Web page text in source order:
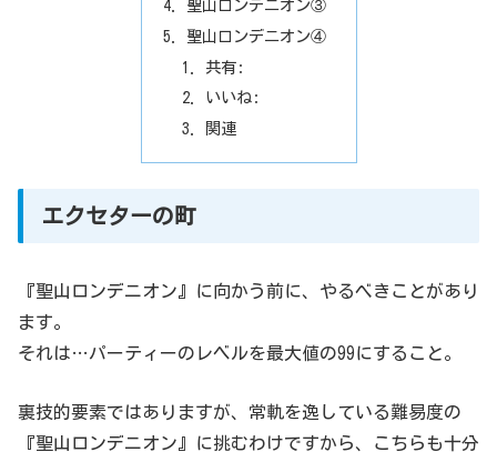
聖山ロンデニオン③
聖山ロンデニオン④
共有:
いいね:
関連
エクセターの町
『聖山ロンデニオン』に向かう前に、やるべきことがあり
ます。
それは…パーティーのレベルを最大値の99にすること。
裏技的要素ではありますが、常軌を逸している難易度の
『聖山ロンデニオン』に挑むわけですから、こちらも十分